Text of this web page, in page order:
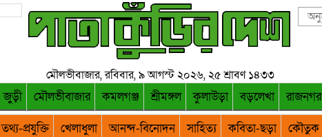
মৌলভীবাজার, রবিবার, ৯ আগস্ট ২০২৬, ২৫ শ্রাবণ ১৪৩৩
জুড়ী মৌলভীবাজার কমলগঞ্জ শ্রীমঙ্গল কুলাউড়া বড়লেখা রাজনগর
তথ্য-প্রযুক্তি
খেলাধুলা আনন্দ-বিনোদন সাহিত্য কবিতা-ছড়া কৌতুক